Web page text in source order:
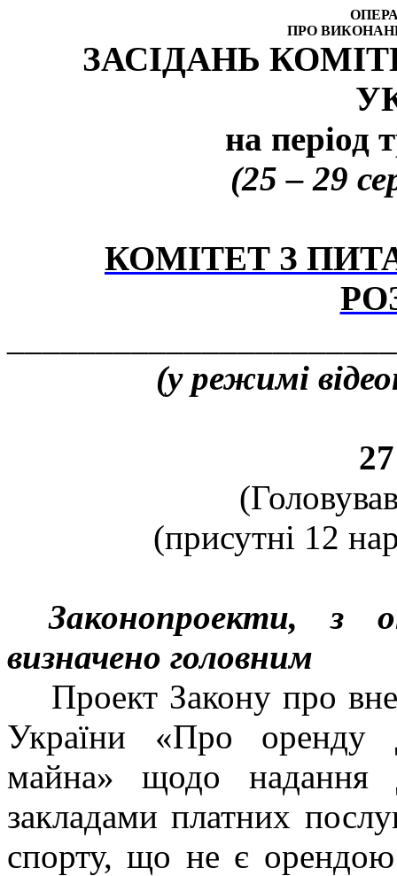
ПРО
ЗАСІДАНЬ
на період
(25 – 29
КОМІТЕТ З
(у режимі
(присутні 12
Законопроекти, з
визначено головним
Проект Закону про
України «Про оренду
майна» щодо надання
закладами платних
спорту, що не є